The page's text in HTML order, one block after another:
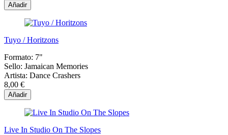
Añadir
Tuyo / Horitzons
Formato: 7"
Sello: Jamaican Memories
Artista: Dance Crashers
8,00 €
Añadir
Live In Studio On The Slopes